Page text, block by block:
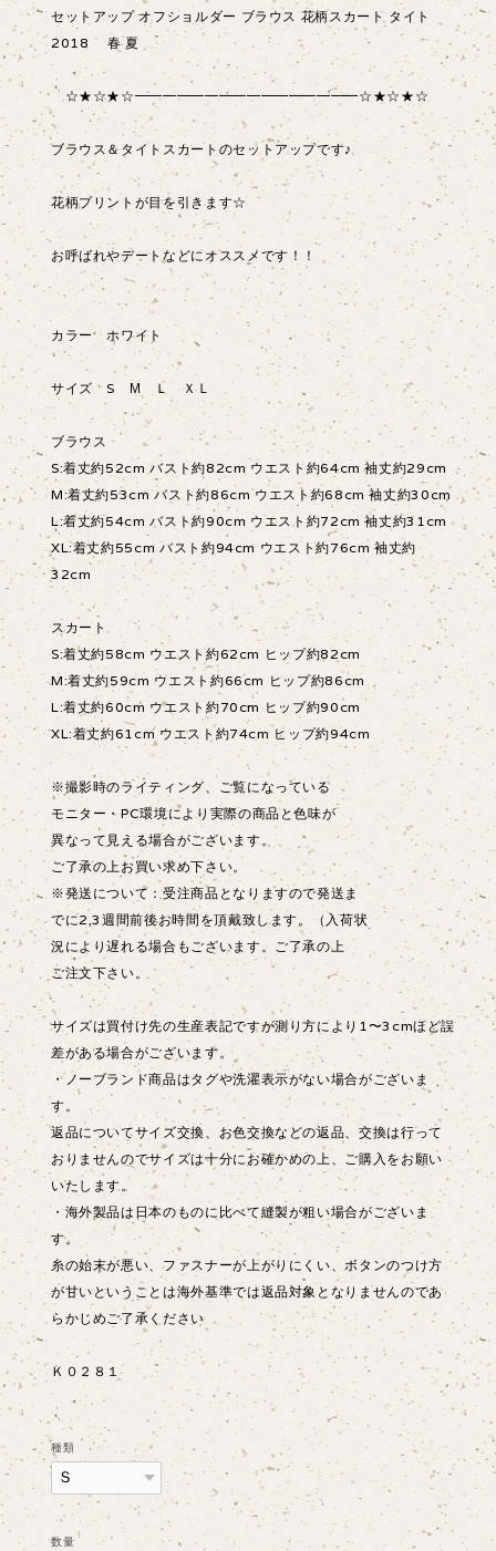
セットアップ オフショルダー ブラウス 花柄スカート タイト
2018 春 夏
☆★☆★☆━━━━━━━━━━━━━━━━☆★☆★☆
ブラウス＆タイトスカートのセットアップです♪
花柄プリントが目を引きます☆
お呼ばれやデートなどにオススメです！！
カラー ホワイト
サイズ S М Ｌ ＸＬ
ブラウス
S:着丈約52cm バスト約82cm ウエスト約64cm 袖丈約29cm
M:着丈約53cm バスト約86cm ウエスト約68cm 袖丈約30cm
L:着丈約54cm バスト約90cm ウエスト約72cm 袖丈約31cm
XL:着丈約55cm バスト約94cm ウエスト約76cm 袖丈約
32cm
スカート
S:着丈約58cm ウエスト約62cm ヒップ約82cm
M:着丈約59cm ウエスト約66cm ヒップ約86cm
L:着丈約60cm ウエスト約70cm ヒップ約90cm
XL:着丈約61cm ウエスト約74cm ヒップ約94cm
※撮影時のライティング、ご覧になっている
モニター・PC環境により実際の商品と色味が
異なって見える場合がございます。
ご了承の上お買い求め下さい。
※発送について：受注商品となりますので発送ま
でに2,3週間前後お時間を頂戴致します。（入荷状
況により遅れる場合もございます。ご了承の上
ご注文下さい。
サイズは買付け先の生産表記ですが測り方により1〜3cmほど誤
差がある場合がございます。
・ノーブランド商品はタグや洗濯表示がない場合がございま
す。
返品についてサイズ交換、お色交換などの返品、交換は行って
おりませんのでサイズは十分にお確かめの上、ご購入をお願い
いたします。
・海外製品は日本のものに比べて縫製が粗い場合がございま
す。
糸の始末が悪い、ファスナーが上がりにくい、ボタンのつけ方
が甘いということは海外基準では返品対象となりませんのであ
らかじめご了承ください
Ｋ０２８１
種類
数量